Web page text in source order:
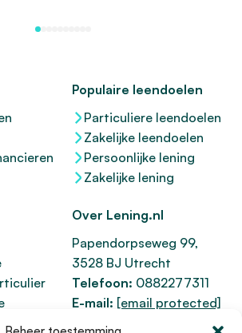
Populaire leendoelen
Particuliere leendoelen
Zakelijke leendoelen
Persoonlijke lening
Zakelijke lening
Over Lening.nl
Papendorpseweg 99,
3528 BJ Utrecht
Telefoon: 0882277311
E-mail: [email protected]
KvK 76100200